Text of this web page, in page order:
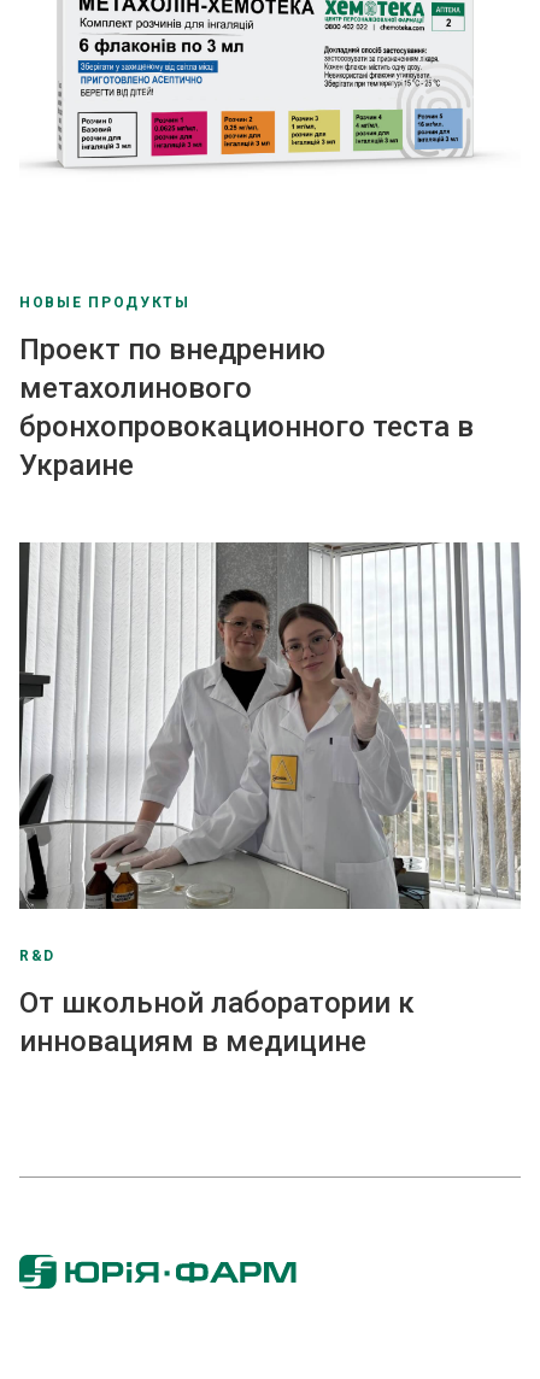
НОВЫЕ ПРОДУКТЫ
Проект по внедрению
метахолинового
бронхопровокационного теста в
Украине
R&D
От школьной лаборатории к
инновациям в медицине